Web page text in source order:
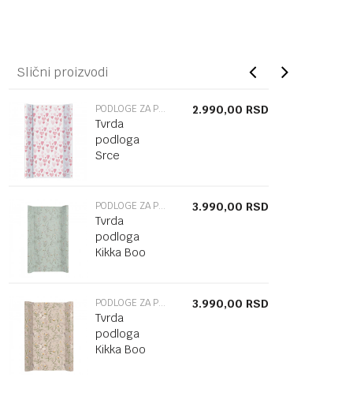
Slični proizvodi
PODLOGE ZA POVIJANJE
Tvrda
podloga
Srce
2.990,00 RSD
PODLOGE ZA POVIJANJE
Tvrda
podloga
Kikka Boo
3.990,00 RSD
PODLOGE ZA POVIJANJE
Tvrda
podloga
Kikka Boo
3.990,00 RSD